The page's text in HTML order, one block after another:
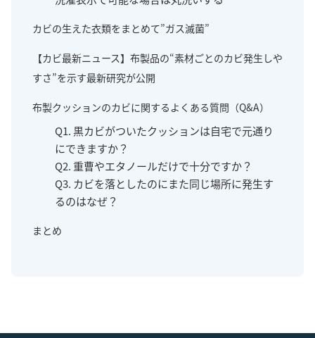
カビの生えた衣類をまとめて”ガス滅菌”
【カビ最新ニュース】布製品の“素材ごとのカビ発生しや
すさ”を示す最新研究が公開
布製クッションのカビに関するよくある質問（Q&A）
Q1. 黒カビがついたクッションは自宅で元通り
にできますか？
Q2. 重曹やエタノールだけで十分ですか？
Q3. カビを落としたのにまた同じ場所に発生す
るのはなぜ？
まとめ